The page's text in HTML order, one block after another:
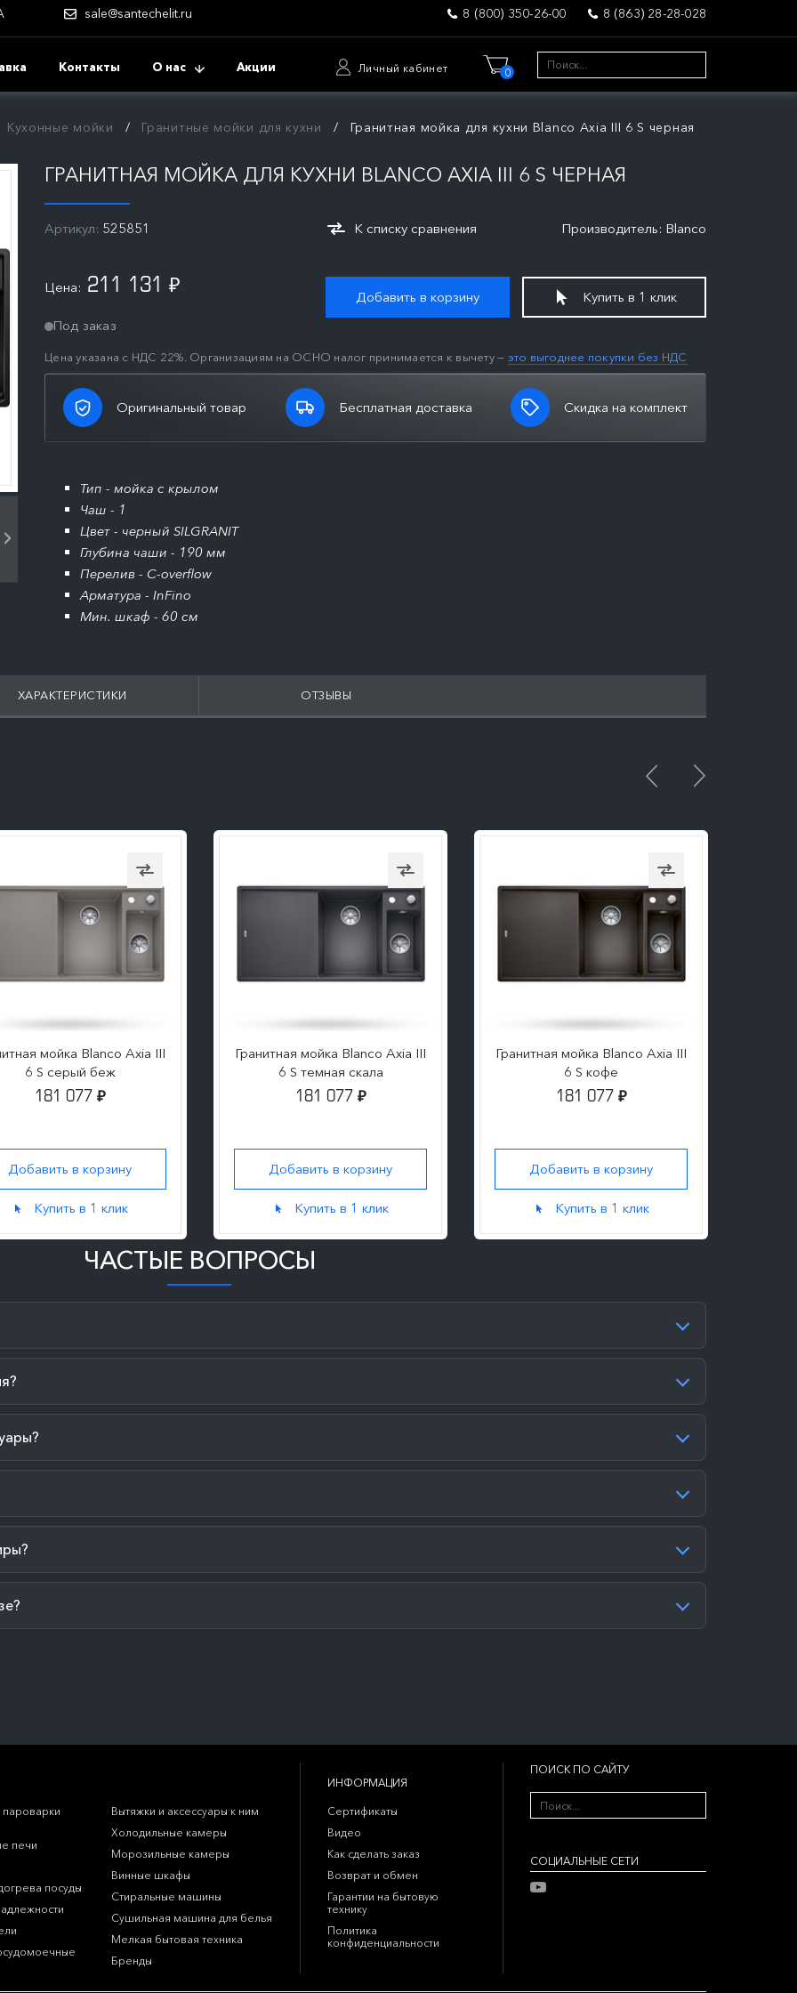
sale@santechelit.ru 8 (800) 350-26-00 8 (863) 28-28-028
Контакты О нас Акции Личный кабинет 0
Кухонные мойки Гранитные мойки для кухни Гранитная мойка для кухни Blanco Axia III 6 S черная
ГРАНИТНАЯ МОЙКА ДЛЯ КУХНИ BLANCO AXIA III 6 S ЧЕРНАЯ
Артикул: 525851 К списку сравнения Производитель: Blanco
Цена: 211 131 ₽
Под заказ
Цена указана с НДС 22%. Организациям на ОСНО налог принимается к вычету — это выгоднее покупки без НДС
Добавить в корзину Купить в 1 клик
Оригинальный товар Бесплатная доставка Скидка на комплект
Тип - мойка с крылом
Чаш - 1
Цвет - черный SILGRANIT
Глубина чаши - 190 мм
Перелив - C-overflow
Арматура - InFino
Мин. шкаф - 60 см
ХАРАКТЕРИСТИКИ ОТЗЫВЫ
мойка Blanco Axia III
6 S серый беж
181 077 ₽
Добавить в корзину
Купить в 1 клик
Гранитная мойка Blanco Axia III
6 S темная скала
181 077 ₽
Добавить в корзину
Купить в 1 клик
Гранитная мойка Blanco Axia III
6 S кофе
181 077 ₽
Добавить в корзину
Купить в 1 клик
ЧАСТЫЕ ВОПРОСЫ
печи
посуды
Вытяжки и аксессуары к ним
Холодильные камеры
Морозильные камеры
Винные шкафы
Стиральные машины
Сушильная машина для белья
Мелкая бытовая техника
Бренды
ИНФОРМАЦИЯ
Сертификаты
Видео
Как сделать заказ
Возврат и обмен
Гарантии на бытовую
технику
Политика
конфиденциальности
ПОИСК ПО САЙТУ
CОЦИАЛЬНЫЕ СЕТИ